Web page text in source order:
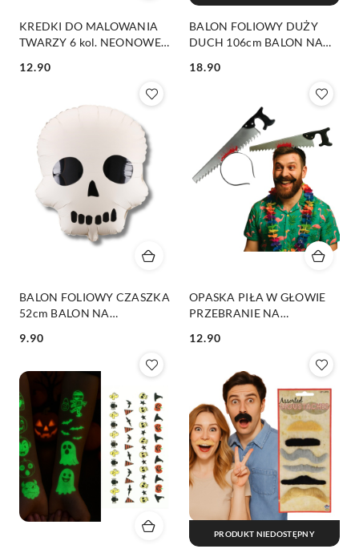
KREDKI DO MALOWANIA
TWARZY 6 kol. NEONOWE
Cena:
12.90
BALON FOLIOWY DUŻY
DUCH 106cm BALON NA
Cena:
18.90
BALON FOLIOWY CZASZKA
52cm BALON NA
Cena:
9.90
OPASKA PIŁA W GŁOWIE
PRZEBRANIE NA
Cena:
12.90
PRODUKT NIEDOSTĘPNY